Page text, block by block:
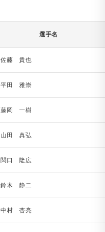
選手名
佐藤 貴也
平田 雅崇
藤岡 一樹
山田 真弘
関口 隆広
鈴木 静二
中村 杏亮